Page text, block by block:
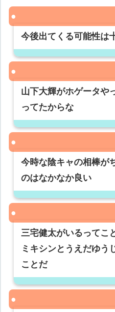
今後出てくる可能性は
山下大輝がホゲータや
ってたからな
今時な陰キャの相棒が
のはなかなか良い
三宅健太がいるってこ
ミキシンとうえだゆう
ことだ